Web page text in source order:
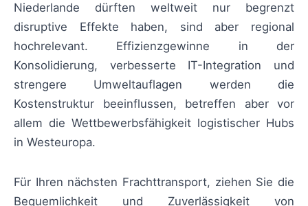
Niederlande dürften weltweit nur begrenzt
disruptive Effekte haben, sind aber regional
hochrelevant. Effizienzgewinne in der
Konsolidierung, verbesserte IT-Integration und
strengere Umweltauflagen werden die
Kostenstruktur beeinflussen, betreffen aber vor
allem die Wettbewerbsfähigkeit logistischer Hubs
in Westeuropa.
Für Ihren nächsten Frachttransport, ziehen Sie die
Bequemlichkeit und Zuverlässigkeit von